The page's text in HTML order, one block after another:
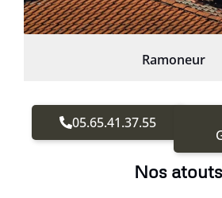
Ramoneur
05.65.41.37.55
Nos atouts